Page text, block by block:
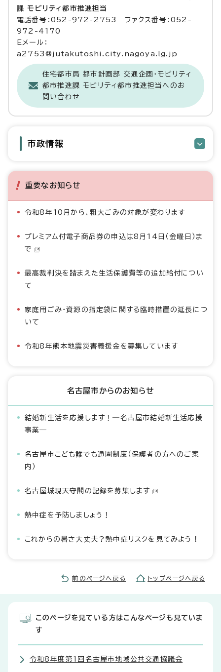
課 モビリティ都市推進担当
電話番号：052-972-2753 ファクス番号：052-
972-4170
Eメール：
a2753@jutakutoshi.city.nagoya.lg.jp
住宅都市局 都市計画部 交通企画・モビリティ
都市推進課 モビリティ都市推進担当へのお
問い合わせ
市政情報
重要なお知らせ
令和8年10月から、粗大ごみの対象が変わります
プレミアム付電子商品券の申込は8月14日（金曜日）ま
で
最高裁判決を踏まえた生活保護費等の追加給付につい
て
家庭用ごみ・資源の指定袋に関する臨時措置の延長につ
いて
令和8年熊本地震災害義援金を募集しています
名古屋市からのお知らせ
結婚新生活を応援します！―名古屋市結婚新生活応援
事業―
名古屋市こども誰でも通園制度（保護者の方へのご案
内）
名古屋城現天守閣の記録を募集します
熱中症を予防しましょう！
これからの暑さ大丈夫？熱中症リスクを見てみよう！
前のページへ戻る トップページへ戻る
このページを見ている方はこんなページも見ていま
す
令和8年度第1回名古屋市地域公共交通協議会